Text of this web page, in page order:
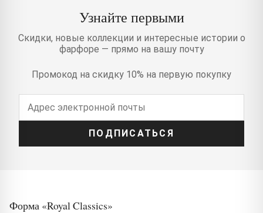
Узнайте первыми
Скидки, новые коллекции и интересные истории о
фарфоре — прямо на вашу почту
Промокод на скидку 10% на первую покупку
ПОДПИСАТЬСЯ
Форма «Royal Classics»